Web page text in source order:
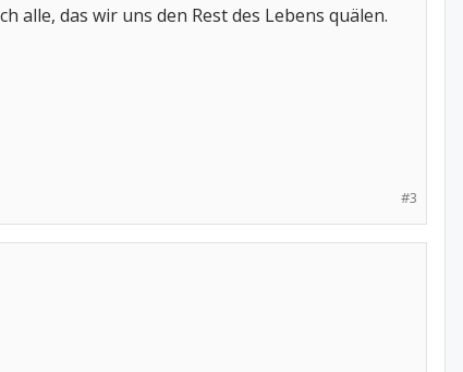
alle, das wir uns den Rest des Lebens quälen.
#3